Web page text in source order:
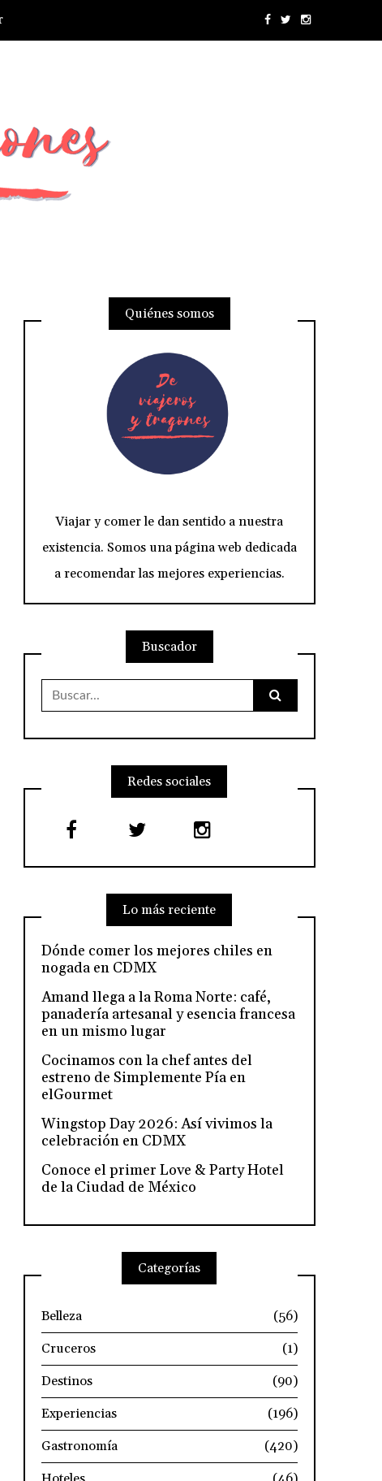
Quiénes somos
Viajar y comer le dan sentido a nuestra
existencia. Somos una página web dedicada
a recomendar las mejores experiencias.
Buscador
Redes sociales
Lo más reciente
Dónde comer los mejores chiles en
nogada en CDMX
Amand llega a la Roma Norte: café,
panadería artesanal y esencia francesa
en un mismo lugar
Cocinamos con la chef antes del
estreno de Simplemente Pía en
elGourmet
Wingstop Day 2026: Así vivimos la
celebración en CDMX
Conoce el primer Love & Party Hotel
de la Ciudad de México
Categorías
Belleza
(56)
Cruceros
(1)
Destinos
(90)
Experiencias
(196)
Gastronomía
(420)